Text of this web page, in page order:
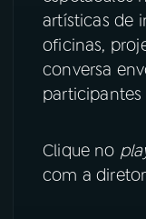
TikTok
artísticas de
oficinas,
conversa
participantes
Clique no
com a